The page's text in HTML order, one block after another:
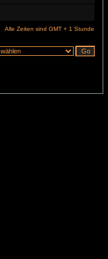
Alle Zeiten sind GMT + 1 Stunde